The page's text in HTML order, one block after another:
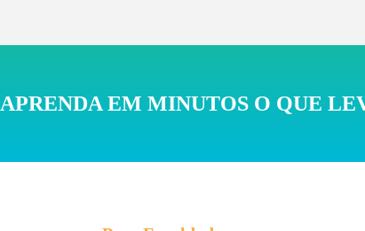
APRENDA EM MINUTOS O QUE